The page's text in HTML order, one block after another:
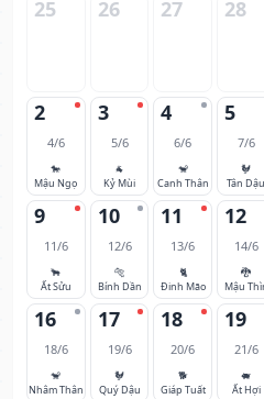
25 26 27 28
2
4/6
🐎
Mậu Ngọ
3
5/6
🐐
Kỷ Mùi
4
6/6
🐒
Canh Thân
5
7/6
🐓
Tân Dậu
9
11/6
🐂
Ất Sửu
10
12/6
🐅
Bính Dần
11
13/6
🐈
Đinh Mão
12
14/6
🐉
Mậu
16
18/6
🐒
Nhâm Thân
17
19/6
🐓
Quý Dậu
18
20/6
🐕
Giáp Tuất
19
21/6
🐖
Ất Hợi